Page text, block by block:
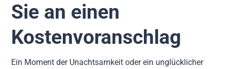
Sie an einen
Kostenvoranschlag
Ein Moment der Unachtsamkeit oder ein unglücklicher